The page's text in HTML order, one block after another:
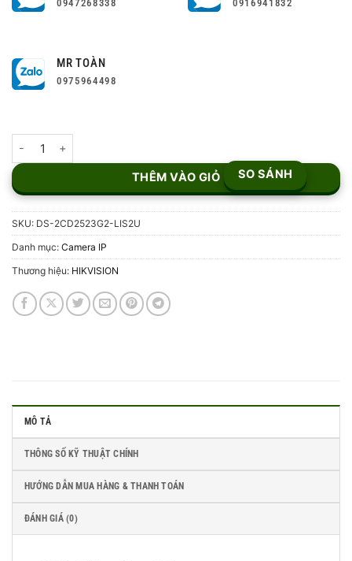
0947268338 0916941832
MR TOÀN
0975964498
THÊM VÀO GIỎ SO SÁNH
SKU: DS-2CD2523G2-LIS2U
Danh mục: Camera IP
Thương hiệu: HIKVISION
MÔ TẢ
THÔNG SỐ KỸ THUẬT CHÍNH
HƯỚNG DẪN MUA HÀNG & THANH TOÁN
ĐÁNH GIÁ (0)